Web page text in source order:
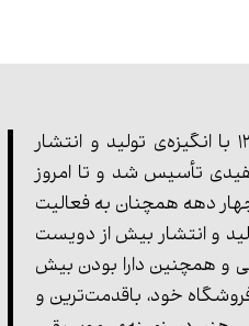
مجموعه‌ی پارت در سال 1355 با انگیزه‌ی تولید و انتشار
تأسیس شد و تا امروز
دهه همچنان به فعالیت
و انتشار بیش از دویست
و همچنین دارا بودن بیش
خود، باقدمت‌ترین و